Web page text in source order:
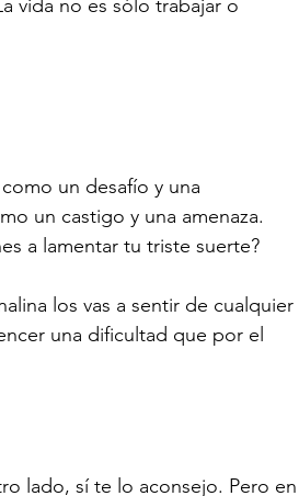
vida no es sólo trabajar o
un desafío y una
un castigo y una amenaza.
a lamentar tu triste suerte?
los vas a sentir de cualquier
una dificultad que por el
lado, sí te lo aconsejo. Pero en